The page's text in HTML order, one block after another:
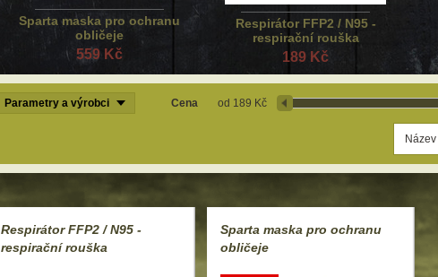
Sparta maska pro ochranu
obličeje
559 Kč
Respirátor FFP2 / N95 -
respirační rouška
189 Kč
Parametry a výrobci Cena 189 Kč
Respirátor FFP2 / N95 -
respirační rouška
Sparta maska pro ochranu
obličeje